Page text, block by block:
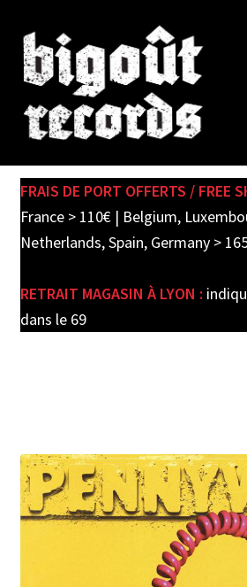
Skip
to
navigation
Skip
to
content
SHOP
PRE-ORDERS
FRAIS DE PORT OFFERTS / FREE
France > 110€ | Belgium,
Netherlands, Spain, Germany >
RETRAIT MAGASIN À LYON :
dans le 69